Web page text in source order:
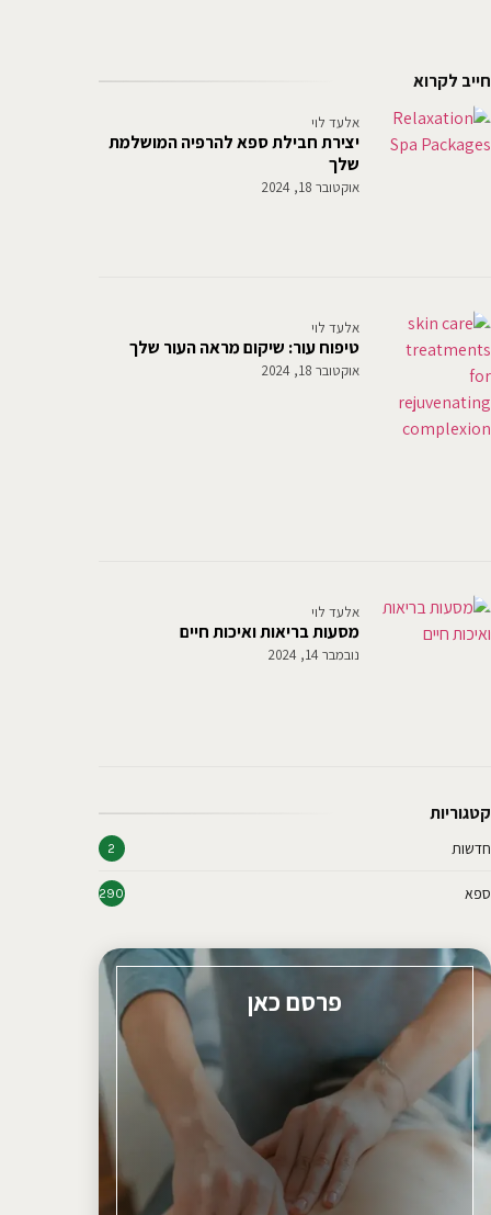
חייב לקרוא
יצירת חבילת ספא להרפיה המושלמת
שלך
אלעד לוי
אוקטובר 18, 2024
טיפוח עור: שיקום מראה העור שלך
אלעד לוי
אוקטובר 18, 2024
מסעות בריאות ואיכות חיים
אלעד לוי
נובמבר 14, 2024
קטגוריות
חדשות 2
ספא 290
פרסם כאן